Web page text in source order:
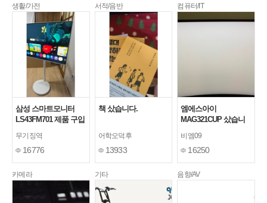
생활/가전
삼성 스마트모니터
LS43FM701 제품 구입
무기징역
16776
서적/음반
책 샀습니다.
어학오덕후
13933
컴퓨터/IT
엠에스아이
MAG321CUP 샀습니
비엠09
16250
카메라 기타 음향/AV